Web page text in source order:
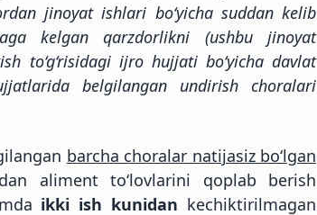
jinoyat ishlari bo‘yicha suddan kelib
kelgan qarzdorlikni (ushbu jinoyat
to‘g‘risidagi ijro hujjati bo‘yicha davlat
belgilangan undirish choralari
barcha choralar natijasiz bo‘lgan
aliment to‘lovlarini qoplab berish
ikki ish kunidan kechiktirilmagan